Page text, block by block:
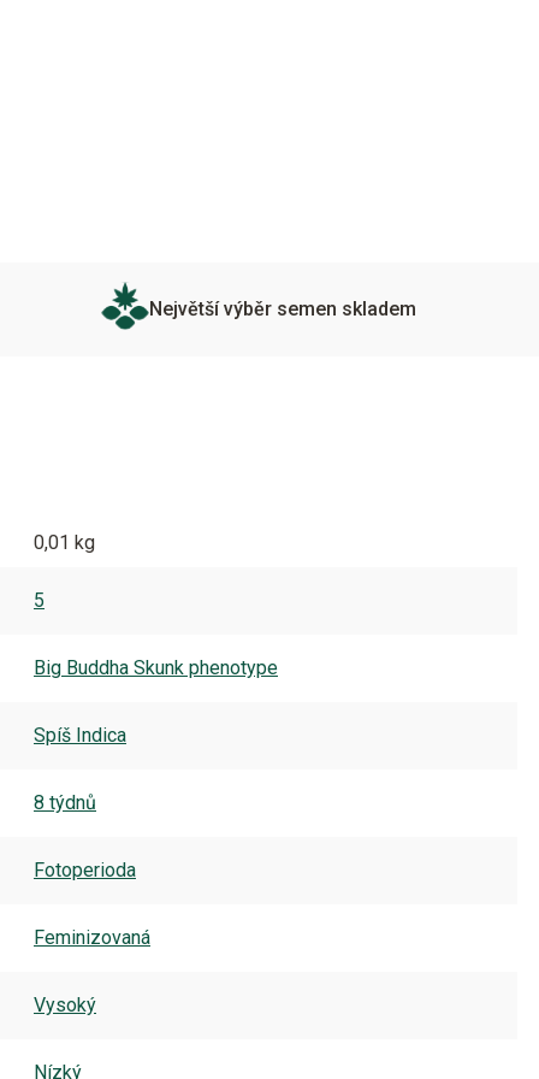
Největší výběr semen skladem
0,01 kg
5
Big Buddha Skunk phenotype
Spíš Indica
8 týdnů
Fotoperioda
Feminizovaná
Vysoký
Nízký